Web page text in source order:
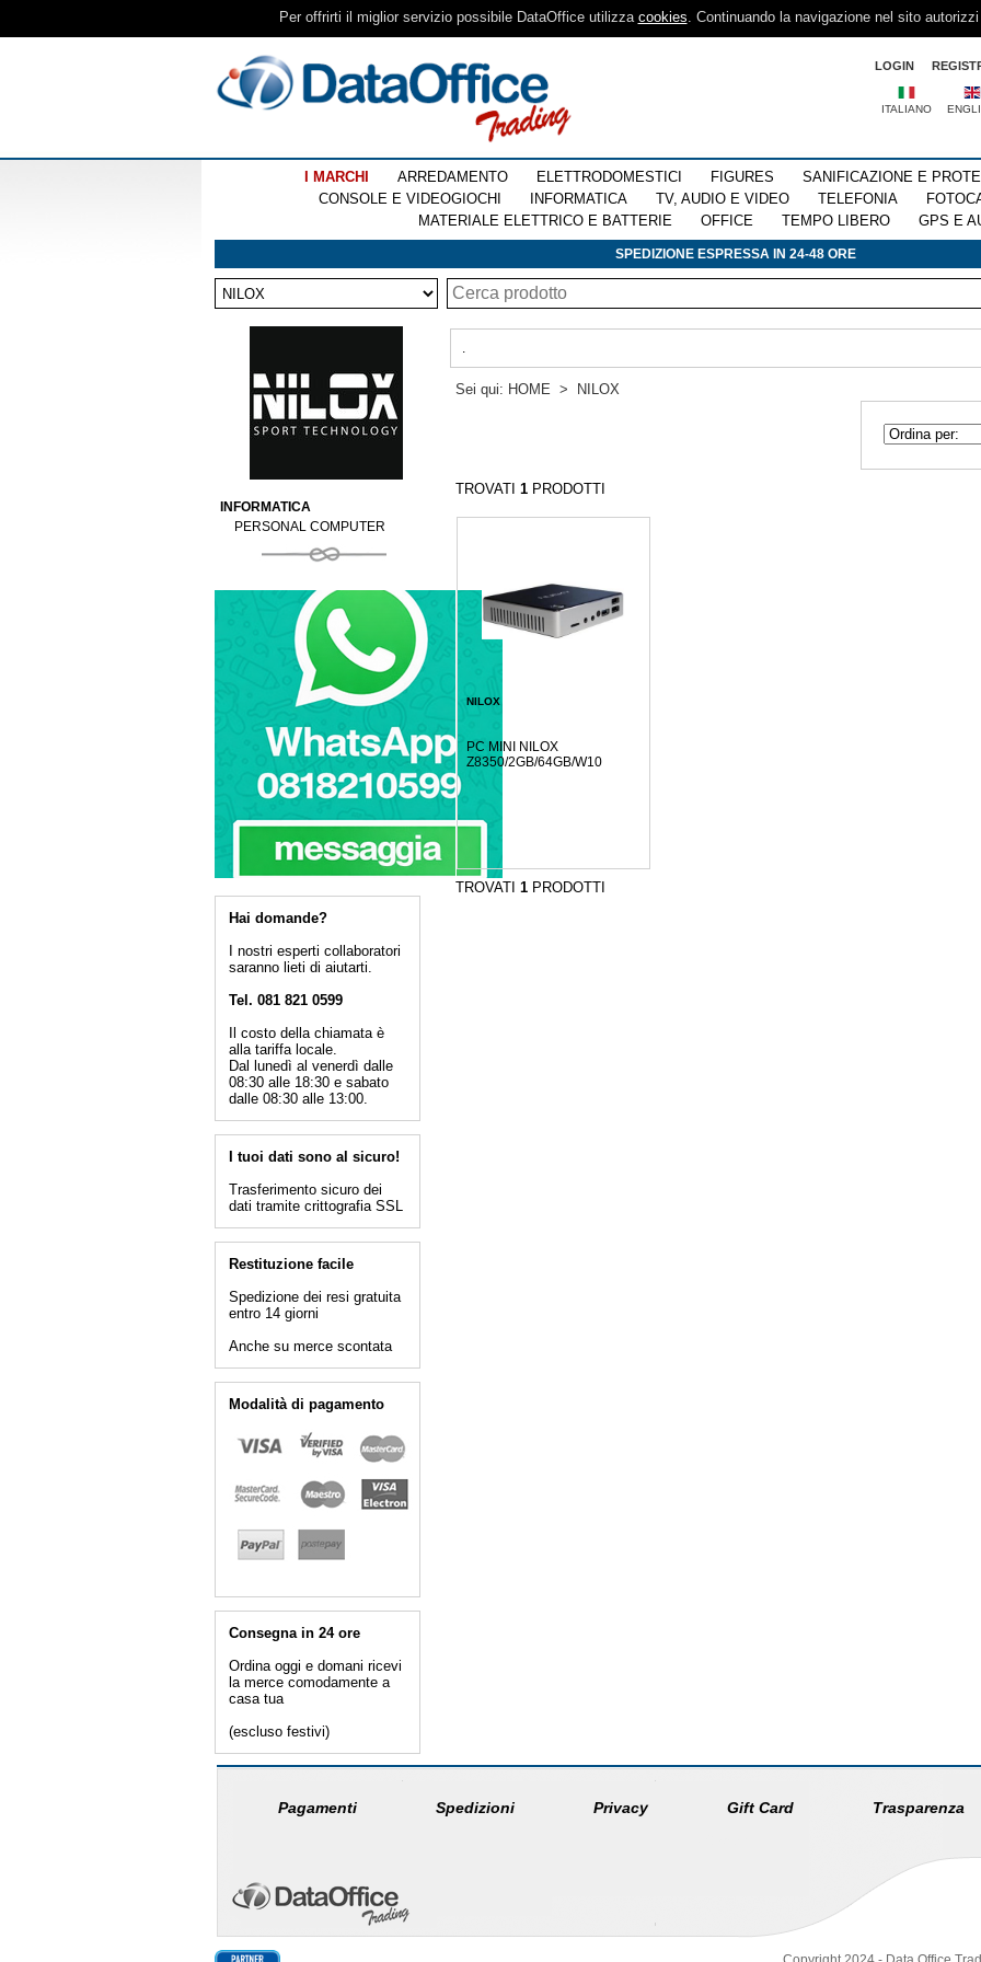
Per offrirti il miglior servizio possibile DataOffice utilizza cookies. Continuando la navigazione nel sito
LOGIN
ITALIANO
I MARCHI ARREDAMENTO ELETTRODOMESTICI FIGURES
SANIFICAZIONE E
CONSOLE E VIDEOGIOCHI
INFORMATICA TV, AUDIO E VIDEO TELEFONIA
MATERIALE ELETTRICO E BATTERIE
OFFICE TEMPO LIBERO GPS E
SPEDIZIONE ESPRESSA IN 24-48 ORE
INFORMATICA
PERSONAL COMPUTER
Hai domande?
I nostri esperti collaboratori
saranno lieti di aiutarti.
Tel. 081 821 0599
Il costo della chiamata è
alla tariffa locale.
Dal lunedì al venerdì dalle
08:30 alle 18:30 e sabato
dalle 08:30 alle 13:00.
I tuoi dati sono al sicuro!
Trasferimento sicuro dei
dati tramite crittografia SSL
Restituzione facile
Spedizione dei resi gratuita
entro 14 giorni
Anche su merce scontata
Modalità di pagamento
Consegna in 24 ore
Ordina oggi e domani ricevi
la merce comodamente a
casa tua
(escluso festivi)
.
Sei qui: HOME > NILOX
TROVATI 1PRODOTTI
NILOX
PC MINI NILOX
Z8350/2GB/64GB/W10
TROVATI 1PRODOTTI
Pagamenti Spedizioni Privacy Gift Card Trasparenza